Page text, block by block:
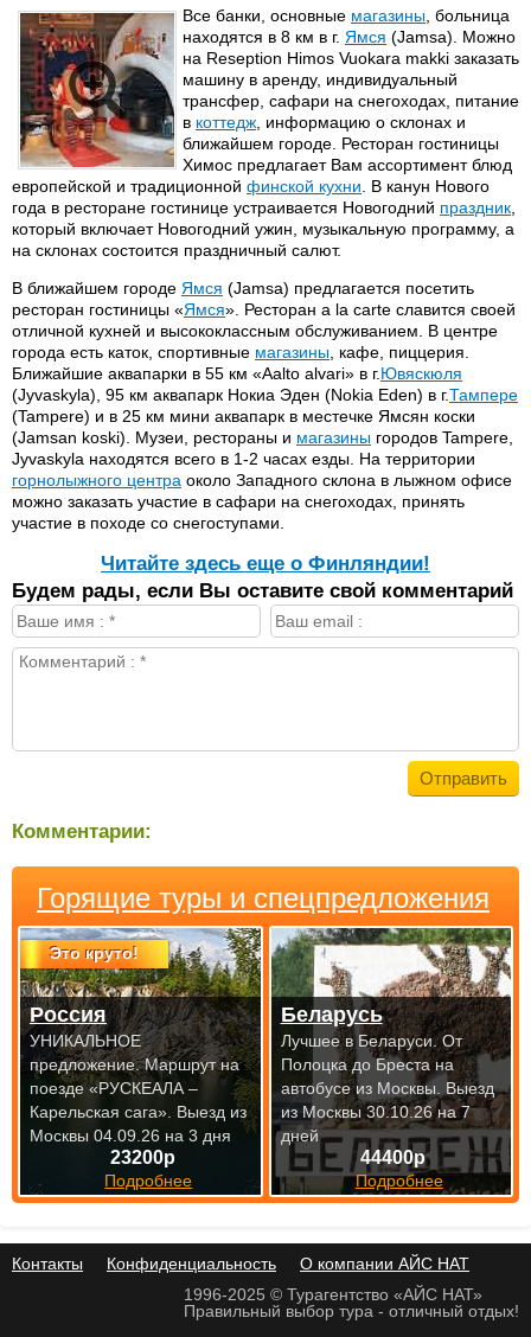
Все банки, основные магазины , больница
находятся в 8 км в г. Ямся (Jamsa). Можно
на Reseption Himos Vuokara makki заказать
машину в аренду, индивидуальный
трансфер, сафари на снегоходах, питание
в коттедж , информацию о склонах и
ближайшем городе. Ресторан гостиницы
Химос предлагает Вам ассортимент блюд
европейской и традиционной финской кухни . В канун Нового
года в ресторане гостинице устраивается Новогодний праздник
который включает Новогодний ужин, музыкальную программу, а
на склонах состоится праздничный салют.
В ближайшем городе Ямся (Jamsa) предлагается посетить
ресторан гостиницы «Ямся». Ресторан a la carte славится своей
отличной кухней и высококлассным обслуживанием. В центре
города есть каток, спортивные магазины , кафе, пиццерия.
Ближайшие аквапарки в 55 км «Aalto alvari» в г.Ювяскюля
(Jyvaskyla), 95 км аквапарк Нокиа Эден (Nokia Eden) в г.Тампере
(Tampere) и в 25 км мини аквапарк в местечке Ямсян коски
(Jamsan koski). Музеи, рестораны и магазины городов Tampere,
Jyvaskyla находятся всего в 1-2 часах езды. На территории
горнолыжного центра около Западного склона в лыжном офисе
можно заказать участие в сафари на снегоходах, принять
участие в походе со снегоступами.
Читайте здесь еще о Финляндии!
Будем рады, если Вы оставите свой комментарий
Комментарии:
Горящие туры и спецпредложения
Это круто!
23200р
Подробнее
Россия
УНИКАЛЬНОЕ
предложение. Маршрут на
поезде «РУСКЕАЛА –
Карельская сага». Выезд из
Москвы 04.09.26 на 3 дня
44400р
Подробнее
Беларусь
Лучшее в Беларуси. От
Полоцка до Бреста на
автобусе из Москвы. Выезд
из Москвы 30.10.26 на 7
дней
Контакты Конфиденциальность
О компании АЙС НАТ
1996-2025 © Турагентство «АЙС НАТ»
Правильный выбор тура - отличный отдых!